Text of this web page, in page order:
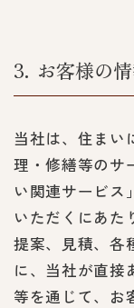
3 お客様の
当社は、住まい
理・修繕等のサ
い関連サービス
いただくにあた
提案、見積、各
に、当社が直接
等を通じて、お